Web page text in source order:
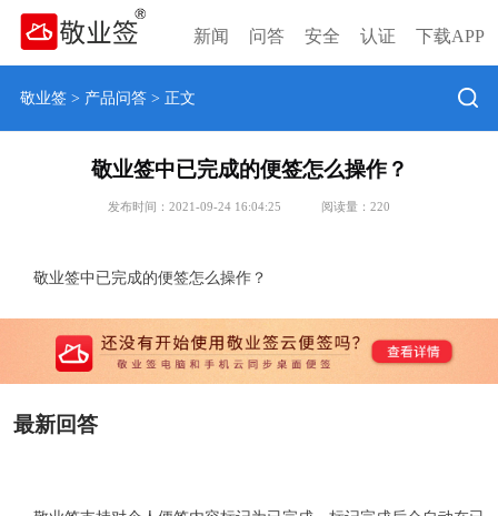
新闻 问答 安全 认证 下载APP
敬业签> 产品问答> 正文
敬业签中已完成的便签怎么操作？
发布时间：2021-09-24 16:04:25 阅读量： 220
敬业签中已完成的便签怎么操作？
最新回答